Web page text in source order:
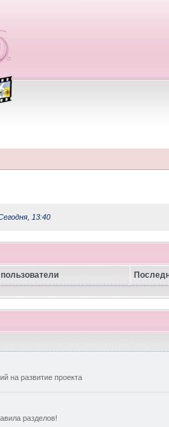
13:40
на развитие проекта
разделов!